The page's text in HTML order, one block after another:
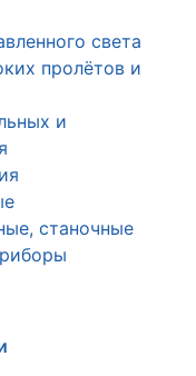
света
пролётов и
и
станочные